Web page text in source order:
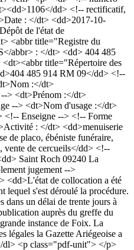
dd> <!-- rectificatif,
: </dt> <dd>2017-10-
de l'état de
<abbr title="Registre du
abbr> : </dt> <dd> 404 485
title="Répertoire des
485 914 RM 09</dd> <!--
:</dt>
> <dt>Prénom :</dt>
--> <dt>Nom d'usage :</dt>
Enseigne --> <!-- Forme
: </dt> <dd>menuiserie
de placo, ébéniste funéraire,
vente de cercueils</dd> <!--
Saint Roch 09240 La
jugement -->
<dd>L'état de collocation a été
lequel s'est déroulé la procédure.
dans un délai de trente jours à
auprès du greffe du
instance de Foix. La
légales la Gazette Ariégeoise a
dl> <p class="pdf-unit"> </p>